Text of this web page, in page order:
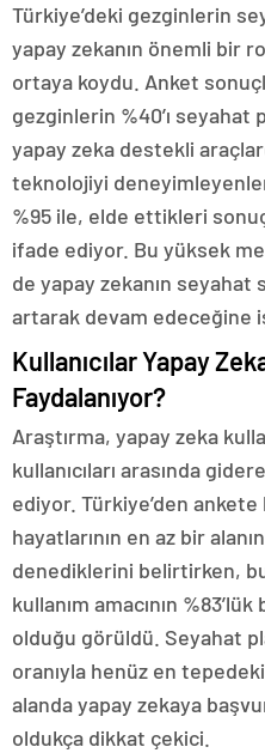
Türkiye’deki gezginlerin
yapay zekanın önemli bir
ortaya koydu. Anket
gezginlerin %40’ı seyahat
yapay zeka destekli
teknolojiyi
%95 ile, elde ettikleri
ifade ediyor. Bu yüksek
de yapay zekanın
artarak devam edeceğine
Kullanıcılar Yapay
Faydalanıyor?
Araştırma, yapay zeka
kullanıcıları arasında
ediyor. Türkiye’den ankete
hayatlarının en az bir
denediklerini belirtirken,
kullanım amacının
olduğu görüldü. Seyahat
oranıyla henüz en
alanda yapay zekaya
oldukça dikkat çekici.